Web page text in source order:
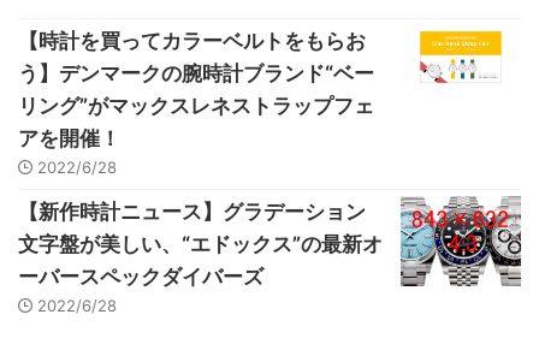
【時計を買ってカラーベルトをもらお
う】デンマークの腕時計ブランド“ベー
リング”がマックスレネストラップフェ
アを開催！
2022/6/28
【新作時計ニュース】グラデーション
文字盤が美しい、“エドックス”の最新オ
ーバースペックダイバーズ
2022/6/28